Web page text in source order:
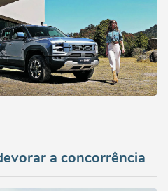
a concorrência